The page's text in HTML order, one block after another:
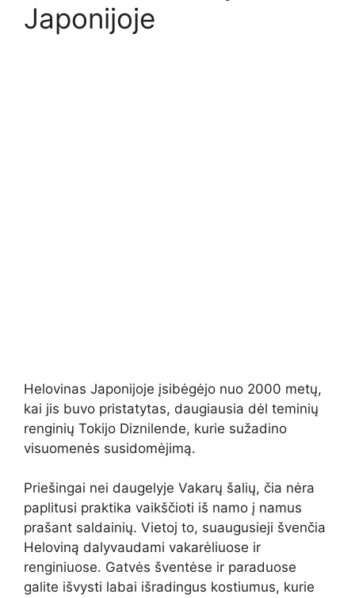
Japonijoje
Helovinas Japonijoje įsibėgėjo nuo 2000 metų,
kai jis buvo pristatytas, daugiausia dėl teminių
renginių Tokijo Diznilende, kurie sužadino
visuomenės susidomėjimą.
Priešingai nei daugelyje Vakarų šalių, čia nėra
paplitusi praktika vaikščioti iš namo į namus
prašant saldainių. Vietoj to, suaugusieji švenčia
Heloviną dalyvaudami vakarėliuose ir
renginiuose. Gatvės šventėse ir paraduose
galite išvysti labai išradingus kostiumus, kurie